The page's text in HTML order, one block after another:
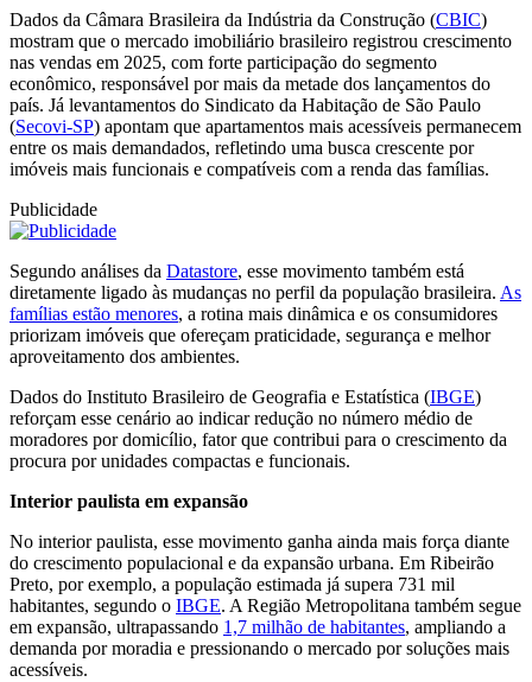
Dados da Câmara Brasileira da Indústria da Construção (CBIC)
mostram que o mercado imobiliário brasileiro registrou crescimento
nas vendas em 2025, com forte participação do segmento
econômico, responsável por mais da metade dos lançamentos do
país. Já levantamentos do Sindicato da Habitação de São Paulo
(Secovi-SP) apontam que apartamentos mais acessíveis permanecem
entre os mais demandados, refletindo uma busca crescente por
imóveis mais funcionais e compatíveis com a renda das famílias.
Publicidade
Segundo análises da Datastore, esse movimento também está
diretamente ligado às mudanças no perfil da população brasileira. As
famílias estão menores, a rotina mais dinâmica e os consumidores
priorizam imóveis que ofereçam praticidade, segurança e melhor
aproveitamento dos ambientes.
Dados do Instituto Brasileiro de Geografia e Estatística (IBGE)
reforçam esse cenário ao indicar redução no número médio de
moradores por domicílio, fator que contribui para o crescimento da
procura por unidades compactas e funcionais.
Interior paulista em expansão
No interior paulista, esse movimento ganha ainda mais força diante
do crescimento populacional e da expansão urbana. Em Ribeirão
Preto, por exemplo, a população estimada já supera 731 mil
habitantes, segundo o IBGE. A Região Metropolitana também segue
em expansão, ultrapassando 1,7 milhão de habitantes, ampliando a
demanda por moradia e pressionando o mercado por soluções mais
acessíveis.